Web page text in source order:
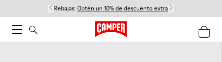
Rebajas: Obtén un 10% de descuento extra